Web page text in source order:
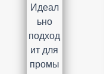
Идеал
ьно
подход
ит для
промы